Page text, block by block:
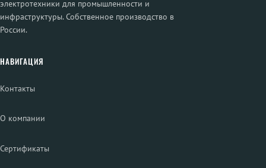
электротехники для промышленности и
инфраструктуры. Собственное производство в
России.
НАВИГАЦИЯ
Контакты
О компании
Сертификаты